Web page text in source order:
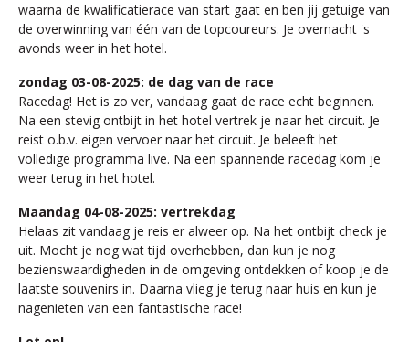
waarna de kwalificatierace van start gaat en ben jij getuige van
de overwinning van één van de topcoureurs. Je overnacht 's
avonds weer in het hotel.
zondag 03-08-2025: de dag van de race
Racedag! Het is zo ver, vandaag gaat de race echt beginnen.
Na een stevig ontbijt in het hotel vertrek je naar het circuit. Je
reist o.b.v. eigen vervoer naar het circuit. Je beleeft het
volledige programma live. Na een spannende racedag kom je
weer terug in het hotel.
Maandag 04-08-2025: vertrekdag
Helaas zit vandaag je reis er alweer op. Na het ontbijt check je
uit. Mocht je nog wat tijd overhebben, dan kun je nog
bezienswaardigheden in de omgeving ontdekken of koop je de
laatste souvenirs in. Daarna vlieg je terug naar huis en kun je
nagenieten van een fantastische race!